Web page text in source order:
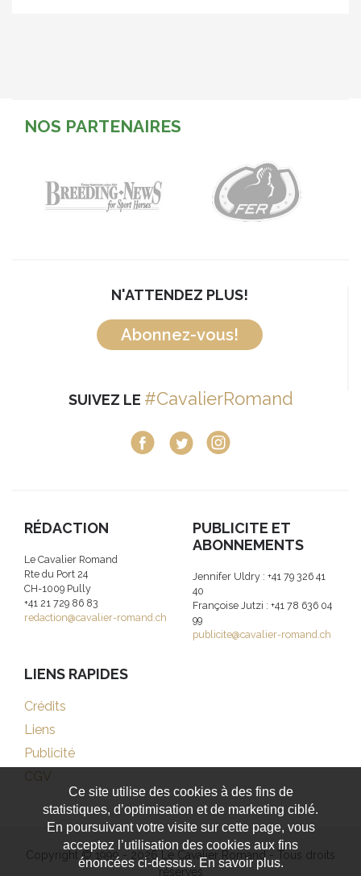
NOS PARTENAIRES
N'ATTENDEZ PLUS!
Abonnez-vous!
SUIVEZ LE #CavalierRomand
RÉDACTION
Le Cavalier Romand
Rte du Port 24
CH-1009 Pully
+41 21 729 86 83
redaction@cavalier-romand.ch
PUBLICITE ET
ABONNEMENTS
Jennifer Uldry : +41 79 326 41
40
Françoise Jutzi : +41 78 636 04
99
publicite@cavalier-romand.ch
LIENS RAPIDES
Crédits
Liens
Publicité
CGV
Copyright © 1999 - 2026 Le Cavalier Romand - Tous droits
réservés
Ce site utilise des cookies à des fins de
statistiques, d’optimisation et de marketing ciblé.
En poursuivant votre visite sur cette page, vous
acceptez l’utilisation des cookies aux fins
énoncées ci-dessus. En savoir plus.